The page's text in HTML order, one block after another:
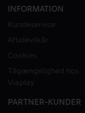
INFORMATION
Kundeservice
Aftalevilkår
Cookies
Tilgængelighed hos
Viaplay
PARTNER-KUNDER